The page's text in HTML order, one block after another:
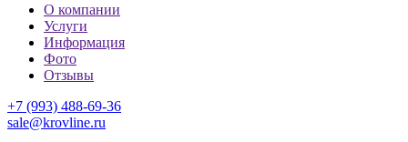
О компании
Услуги
Информация
Фото
Отзывы
+7 (993) 488-69-36
sale@krovline.ru